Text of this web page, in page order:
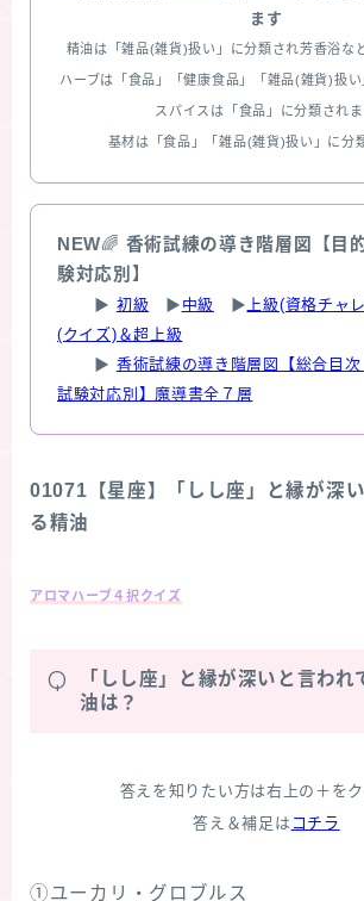
ます
精油は「雑品(雑貨)扱い」に分類され芳香浴な
ハーブは「食品」「健康食品」「雑品(雑貨)扱
スパイスは「食品」に分類され
基材は「食品」「雑品(雑貨)扱い」に分
NEW🌈 香術試練の導き階層図【目
験対応別】
▶ 初級 ▶ 中級 ▶ 上級(資格チャ
(クイズ)＆超上級
▶ 香術試練の導き階層図【総合目
試験対応別】魔導書全７層
01071【星座】「しし座」と縁が深
る精油
アロマハーブ４択クイズ
Q
「しし座」と縁が深いと言われ
油は？
答えを知りたい方は右上の＋を
答え＆補足は コチラ
①ユーカリ・グロブルス